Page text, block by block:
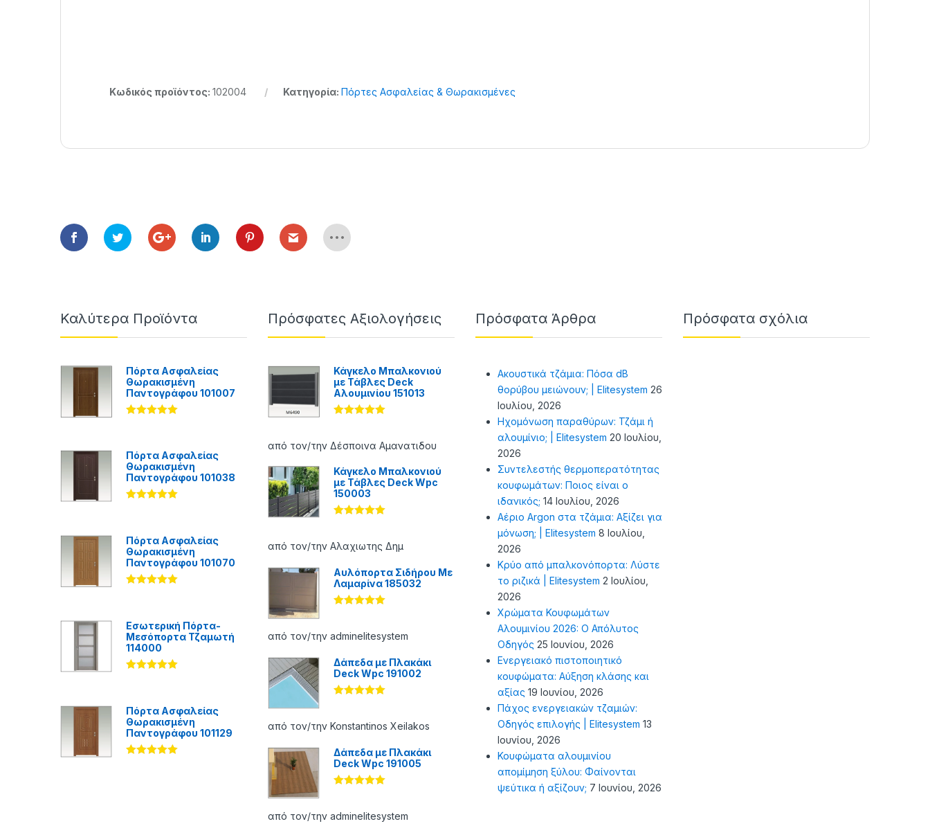
Κωδικός προϊόντος: 102004 Κατηγορία: Πόρτες Ασφαλείας & Θωρακισμένες
Καλύτερα Προϊόντα
Πόρτα Ασφαλείας
Θωρακισμένη
Παντογράφου 101007
Πόρτα Ασφαλείας
Θωρακισμένη
Παντογράφου 101038
Πόρτα Ασφαλείας
Θωρακισμένη
Παντογράφου 101070
Εσωτερική Πόρτα-
Μεσόπορτα Τζαμωτή
114000
Πόρτα Ασφαλείας
Θωρακισμένη
Παντογράφου 101129
Πρόσφατες Αξιολογήσεις
Κάγκελο Μπαλκονιού
με Τάβλες Deck
Αλουμινίου 151013
από 5
από τον/την Δέσποινα Αμανατιδου
Κάγκελο Μπαλκονιού
με Τάβλες Deck Wpc
150003
από 5
από τον/την Αλαχιωτης Δημ
Αυλόπορτα Σιδήρου Με
Λαμαρίνα 185032
από 5
από τον/την adminelitesystem
Δάπεδα με Πλακάκι
Deck Wpc 191002
από 5
από τον/την Konstantinos Xeilakos
Δάπεδα με Πλακάκι
Deck Wpc 191005
από 5
από τον/την adminelitesystem
Πρόσφατα Άρθρα
Ακουστικά τζάμια: Πόσα dB
θορύβου μειώνουν; | Elitesystem 26
Ιουλίου, 2026
Ηχομόνωση παραθύρων: Τζάμι ή
αλουμίνιο; | Elitesystem 20 Ιουλίου,
2026
Συντελεστής θερμοπερατότητας
κουφωμάτων: Ποιος είναι ο
ιδανικός; 14 Ιουλίου, 2026
Αέριο Argon στα τζάμια: Αξίζει για
μόνωση; | Elitesystem 8 Ιουλίου,
2026
Κρύο από μπαλκονόπορτα: Λύστε
το ριζικά | Elitesystem 2 Ιουλίου,
2026
Χρώματα Κουφωμάτων
Αλουμινίου 2026: Ο Απόλυτος
Οδηγός 25 Ιουνίου, 2026
Ενεργειακό πιστοποιητικό
κουφώματα: Αύξηση κλάσης και
αξίας 19 Ιουνίου, 2026
Πάχος ενεργειακών τζαμιών:
Οδηγός επιλογής | Elitesystem 13
Ιουνίου, 2026
Κουφώματα αλουμινίου
απομίμηση ξύλου: Φαίνονται
ψεύτικα ή αξίζουν; 7 Ιουνίου, 2026
Πρόσφατα σχόλια